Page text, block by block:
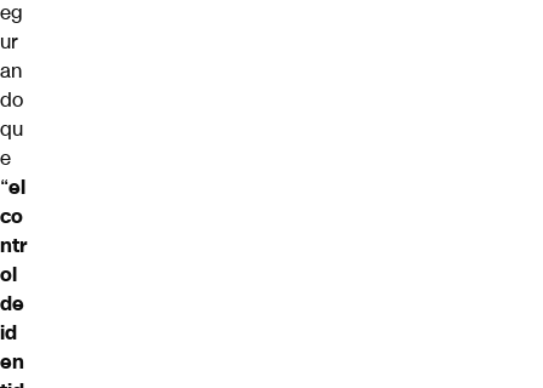
eg
ur
an
do
qu
e
“el
co
ntr
ol
de
id
en